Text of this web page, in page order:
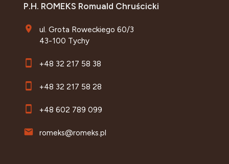
P.H. ROMEKS Romuald Chruścicki
ul. Grota Roweckiego 60/3
43-100 Tychy
+48 32 217 58 38
+48 32 217 58 28
+48 602 789 099
romeks@romeks.pl